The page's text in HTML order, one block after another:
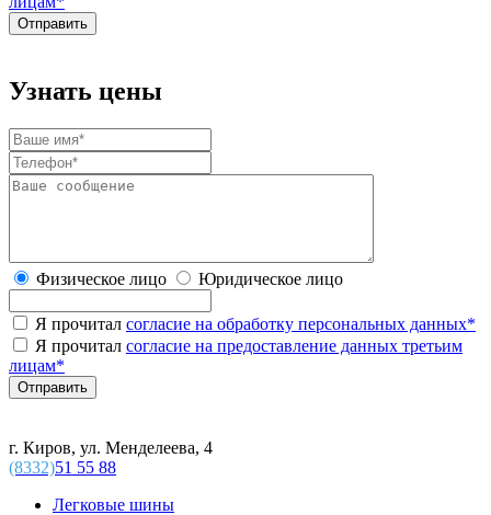
Узнать цены
Физическое лицо Юридическое лицо
Я прочитал согласие на обработку персональных данных*
Я прочитал согласие на предоставление данных третьим
лицам*
г. Киров, ул. Менделеева, 4
(8332)51 55 88
Легковые шины